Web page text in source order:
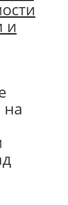
и
на